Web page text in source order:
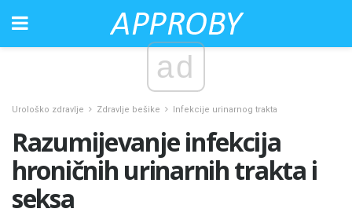
ad
Urološko zdravlje Zdravlje bešike Infekcije urinarnog trakta
Razumijevanje infekcija
hroničnih urinarnih trakta i
seksa